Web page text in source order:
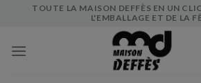
TOUTE LA MAISON DEFFÈS EN UN
L'EMBALLAGE ET DE LA